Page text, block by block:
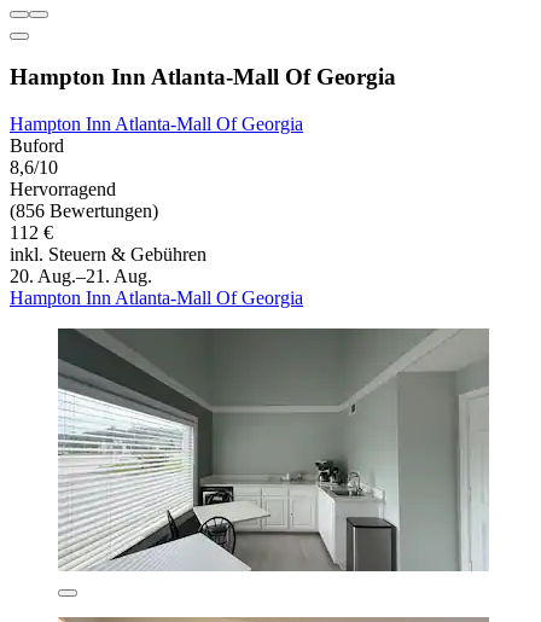
Hampton Inn Atlanta-Mall Of Georgia
Hampton Inn Atlanta-Mall Of Georgia
Buford
8,6/10
Hervorragend
(856 Bewertungen)
112 €
inkl. Steuern & Gebühren
20. Aug.–21. Aug.
Hampton Inn Atlanta-Mall Of Georgia